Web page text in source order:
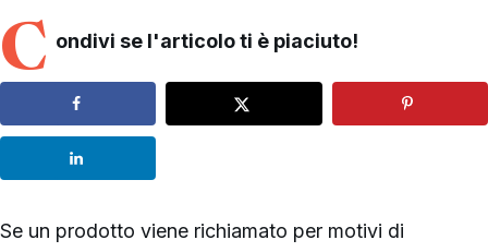
C ondivi se l'articolo ti è piaciuto!
Se un prodotto viene richiamato per motivi di